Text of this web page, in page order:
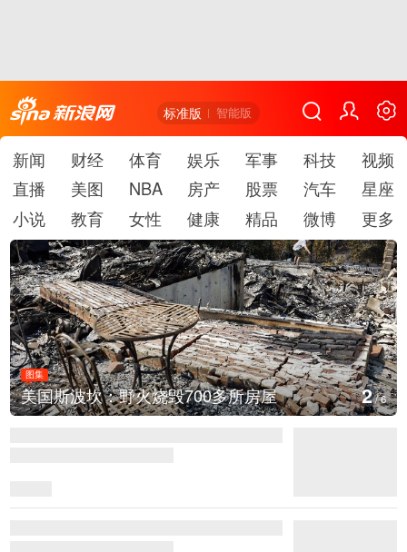
标准版 智能版
新闻 财经 体育 娱乐 军事 科技
视频
直播
美图 NBA 房产 股票 汽车
星座
小说
教育 女性 健康 精品 微博 更多
图集
美国斯波坎：野火烧毁700多所房屋 2/6